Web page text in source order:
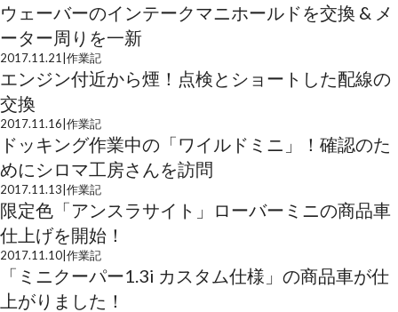
ウェーバーのインテークマニホールドを交換 & メ
ーター周りを一新
2017.11.21 作業記
エンジン付近から煙！点検とショートした配線の
交換
2017.11.16 作業記
ドッキング作業中の「ワイルドミニ」！確認のた
めにシロマ工房さんを訪問
2017.11.13 作業記
限定色「アンスラサイト」ローバーミニの商品車
仕上げを開始！
2017.11.10 作業記
「ミニクーパー1.3i カスタム仕様」の商品車が仕
上がりました！